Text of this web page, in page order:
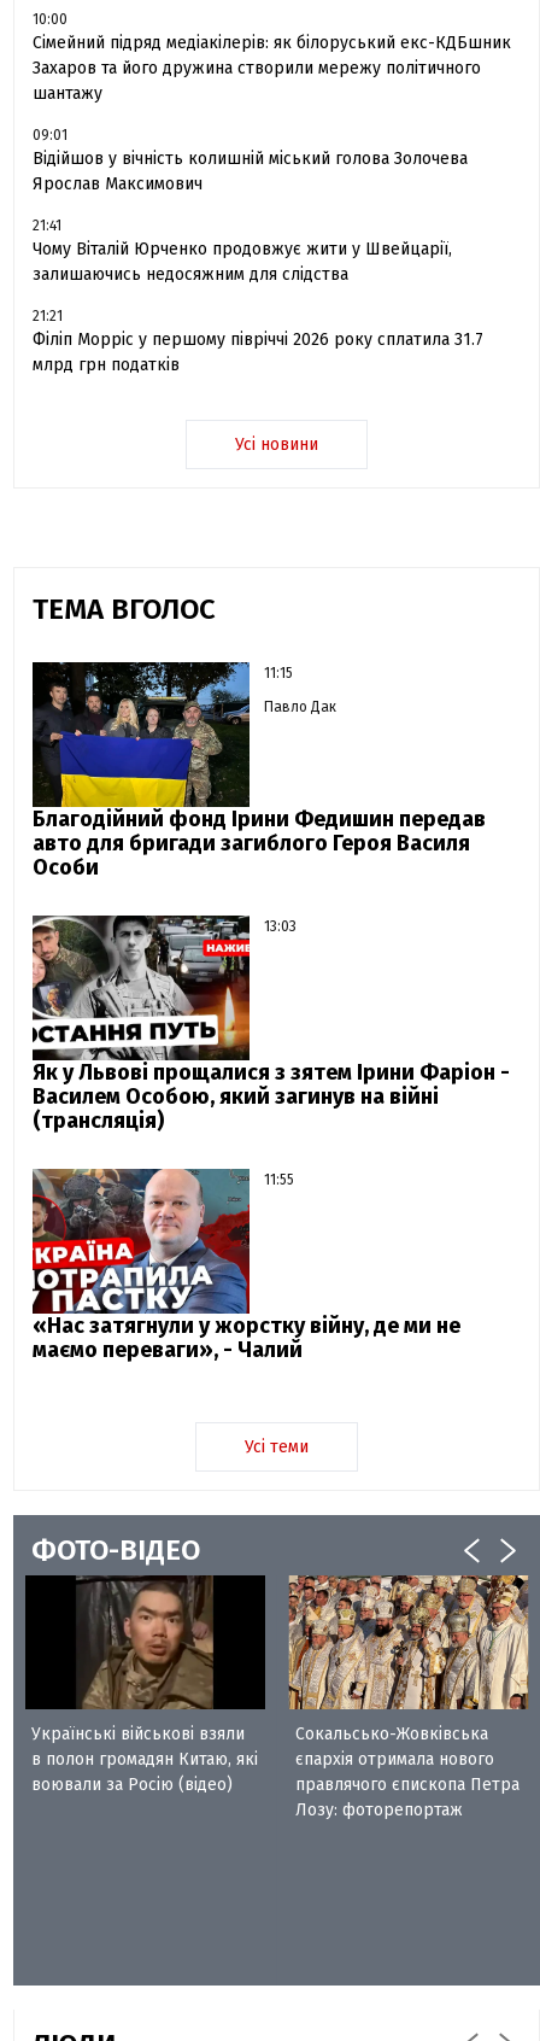
10:00
Сімейний підряд медіакілерів: як білоруський екс-КДБшник
Захаров та його дружина створили мережу політичного
шантажу
09:01
Відійшов у вічність колишній міський голова Золочева
Ярослав Максимович
21:41
Чому Віталій Юрченко продовжує жити у Швейцарії,
залишаючись недосяжним для слідства
21:21
Філіп Морріс у першому півріччі 2026 року сплатила 31.7
млрд грн податків
Усі новини
ТЕМА ВГОЛОС
11:15
Павло Дак
Благодійний фонд Ірини Федишин передав
авто для бригади загиблого Героя Василя
Особи
13:03
Як у Львові прощалися з зятем Ірини Фаріон -
Василем Особою, який загинув на війні
(трансляція)
11:55
«Нас затягнули у жорстку війну, де ми не
маємо переваги», - Чалий
Усі теми
ФОТО-ВІДЕО
Українські військові взяли
в полон громадян Китаю, які
воювали за Росію (відео)
Сокальсько-Жовківська
єпархія отримала нового
правлячого єпископа Петра
Лозу: фоторепортаж